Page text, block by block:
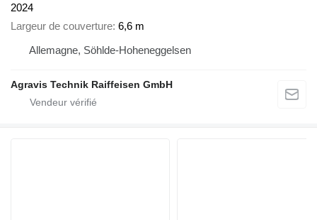
2024
Largeur de couverture 6,6 m
Allemagne, Söhlde-Hoheneggelsen
Agravis Technik Raiffeisen GmbH